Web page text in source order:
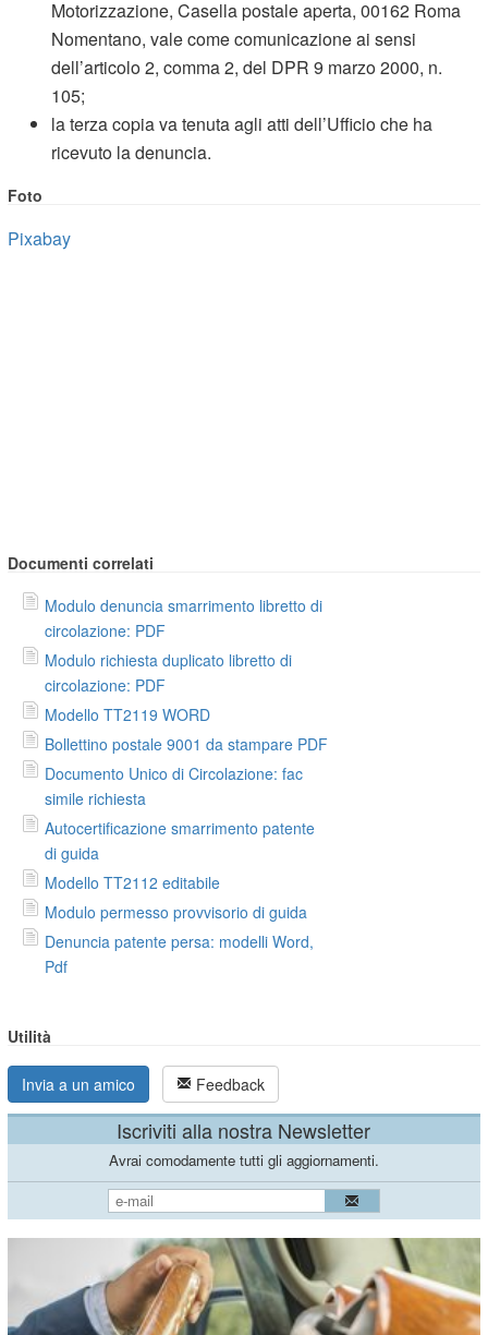
Motorizzazione, Casella postale aperta, 00162 Roma
Nomentano, vale come comunicazione ai sensi
dell’articolo 2, comma 2, del DPR 9 marzo 2000, n.
105;
la terza copia va tenuta agli atti dell’Ufficio che ha
ricevuto la denuncia.
Foto
Pixabay
Documenti correlati
Modulo denuncia smarrimento libretto di
circolazione: PDF
Modulo richiesta duplicato libretto di
circolazione: PDF
Modello TT2119 WORD
Bollettino postale 9001 da stampare PDF
Documento Unico di Circolazione: fac
simile richiesta
Autocertificazione smarrimento patente
di guida
Modello TT2112 editabile
Modulo permesso provvisorio di guida
Denuncia patente persa: modelli Word,
Pdf
Utilità
Invia a un amico Feedback
Iscriviti alla nostra Newsletter
Avrai comodamente tutti gli aggiornamenti.